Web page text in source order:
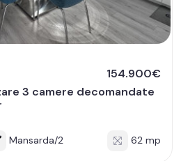
154.900€
3 camere decomandate
Mansarda/2 62 mp